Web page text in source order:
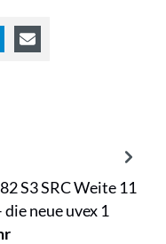
S3 SRC Weite 11
neue uvex 1